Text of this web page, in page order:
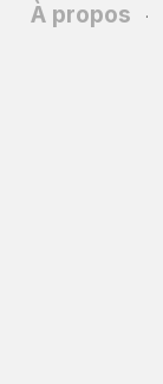
À propos ·